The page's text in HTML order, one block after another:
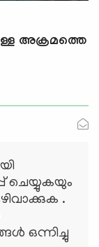
അക്രമത്തെ
ചെയ്യുകയും
.
ഒന്നിച്ചു